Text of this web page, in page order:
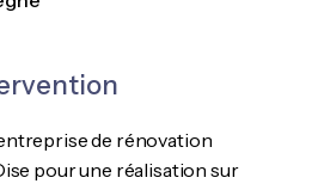
de rénovation
pour une réalisation sur